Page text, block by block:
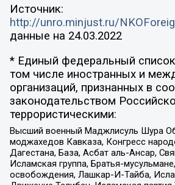
Источник:
http://unro.minjust.ru/
данные на 24.03.2022
* Единый федеральный список
том числе иностранных и
организаций, признанных в
законодательством
террористическими:
Высший военный Маджлисуль Шура
моджахедов Кавказа, Конгресс
Дагестана, База, Асбат аль-Ансар,
Исламская группа, Братья-
освобождения, Лашкар-И-Тайба,